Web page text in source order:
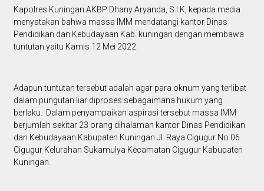
Kapolres Kuningan AKBP Dhany Aryanda, S.I.K, kepada media
menyatakan bahwa massa IMM mendatangi kantor Dinas
Pendidikan dan Kebudayaan Kab. kuningan dengan membawa
tuntutan yaitu Kamis 12 Mei 2022.
Adapun tuntutan tersebut adalah agar para oknum yang terlibat
dalam pungutan liar diproses sebagaimana hukum yang
berlaku. Dalam penyampaikan aspirasi tersebut massa IMM
berjumlah sekitar 23 orang dihalaman kantor Dinas Pendidikan
dan Kebudayaan Kabupaten Kuningan Jl. Raya Cigugur No 06
Cigugur Kelurahan Sukamulya Kecamatan Cigugur Kabupaten
Kuningan.